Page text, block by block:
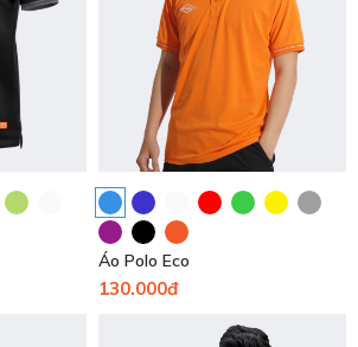
Áo Polo Eco
130.000đ